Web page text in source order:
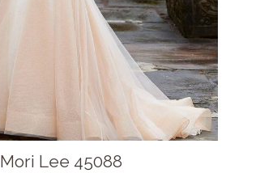
Mori Lee 45088